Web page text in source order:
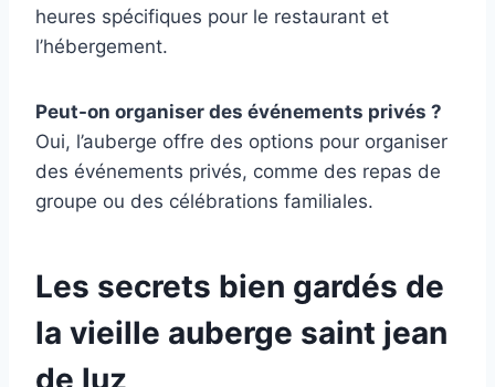
heures spécifiques pour le restaurant et
l’hébergement.
Peut-on organiser des événements privés ?
Oui, l’auberge offre des options pour organiser
des événements privés, comme des repas de
groupe ou des célébrations familiales.
Les secrets bien gardés de
la vieille auberge saint jean
de luz